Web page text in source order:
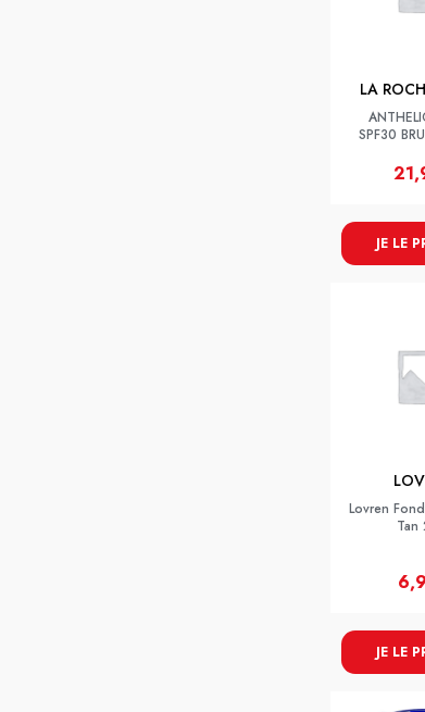
LA
SPF30
JE LE
Lovren
Tan
JE LE